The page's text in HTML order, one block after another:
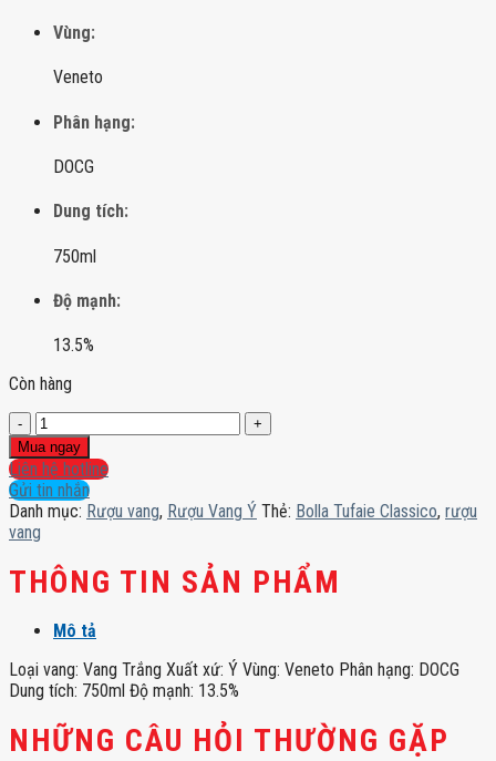
Vùng:
Veneto
Phân hạng:
DOCG
Dung tích:
750ml
Độ mạnh:
13.5%
Còn hàng
Bolla
Tufaie
Classico
số
lượng
Mua ngay
Liên hệ hotline
Gửi tin nhắn
Danh mục: Rượu vang, Rượu Vang Ý Thẻ: Bolla Tufaie Classico, rượu
vang
THÔNG TIN SẢN PHẨM
Mô tả
Loại vang: Vang Trắng Xuất xứ: Ý Vùng: Veneto Phân hạng: DOCG
Dung tích: 750ml Độ mạnh: 13.5%
NHỮNG CÂU HỎI THƯỜNG GẶP